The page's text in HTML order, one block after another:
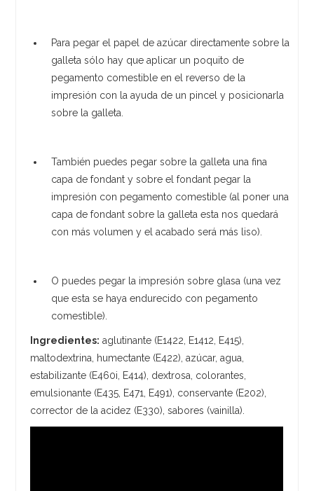
Para pegar el papel de azúcar directamente sobre la
galleta sólo hay que aplicar un poquito de
pegamento comestible en el reverso de la
impresión con la ayuda de un pincel y posicionarla
sobre la galleta.
También puedes pegar sobre la galleta una fina
capa de fondant y sobre el fondant pegar la
impresión con pegamento comestible (al poner una
capa de fondant sobre la galleta esta nos quedará
con más volumen y el acabado será más liso).
O puedes pegar la impresión sobre glasa (una vez
que esta se haya endurecido con pegamento
comestible).
Ingredientes: aglutinante (E1422, E1412, E415),
maltodextrina, humectante (E422), azúcar, agua,
estabilizante (E460i, E414), dextrosa, colorantes,
emulsionante (E435, E471, E491), conservante (E202),
corrector de la acidez (E330), sabores (vainilla).